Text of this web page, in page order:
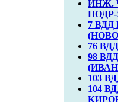
ИНЖ.
7
76
98
103
104